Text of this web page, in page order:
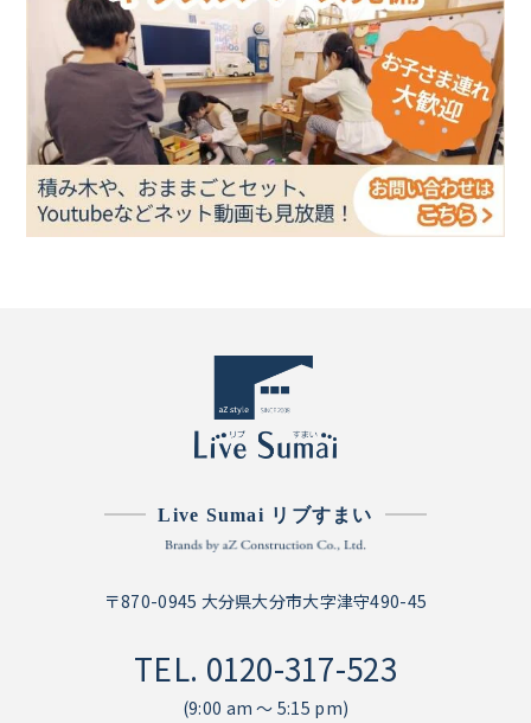
Live Sumai リブすまい
〒870-0945 大分県大分市大字津守490-45
TEL. 0120-317-523
(9:00 am ～ 5:15 pm)